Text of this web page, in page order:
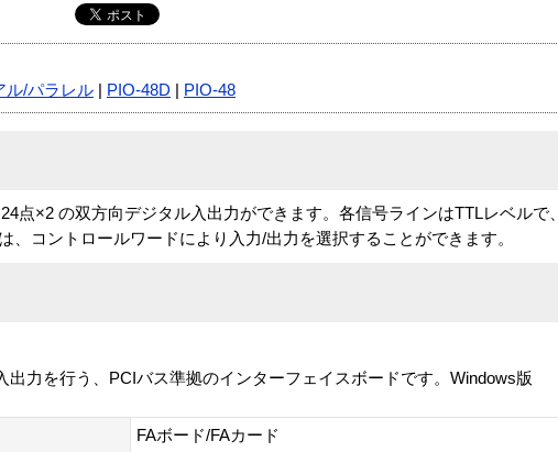
ル/パラレル PIO-48D PIO-48
点×2 の双方向デジタル入出力ができます。各信号ラインはTTLレベルで、
コントロールワードにより入力/出力を選択することができます。
力を行う、PCIバス準拠のインターフェイスボードです。Windows版
FAボード/FAカード